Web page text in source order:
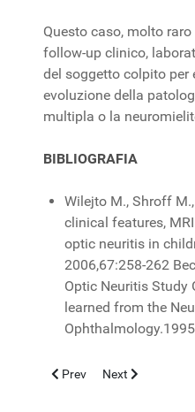
Questo caso, molto
follow-up clinico,
del soggetto colpito per
evoluzione della
multipla o la
BIBLIOGRAFIA
Wilejto M., Shroff
clinical features,
optic neuritis in
2006,67:258-262
Optic Neuritis Study
learned from the
Previous article: LA
Prev Next article:
Next